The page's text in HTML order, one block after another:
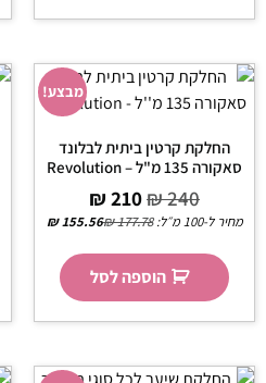
מבצע!
החלקת קרטין ביתית לבלונד
סאקורה 135 מ"ל – Revolution
₪240
₪210
מחיר ל-100 מ״ל: ₪177.78
₪155.56
הוספה לסל